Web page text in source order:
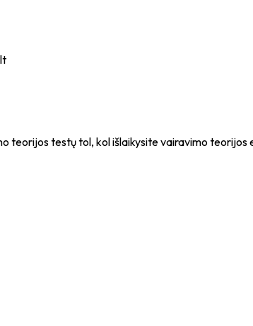
teorijos testų tol, kol išlaikysite vairavimo teorijos